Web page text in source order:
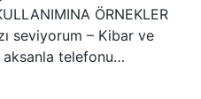
ÖRNEKLER
seviyorum – Kibar ve
telefonu…